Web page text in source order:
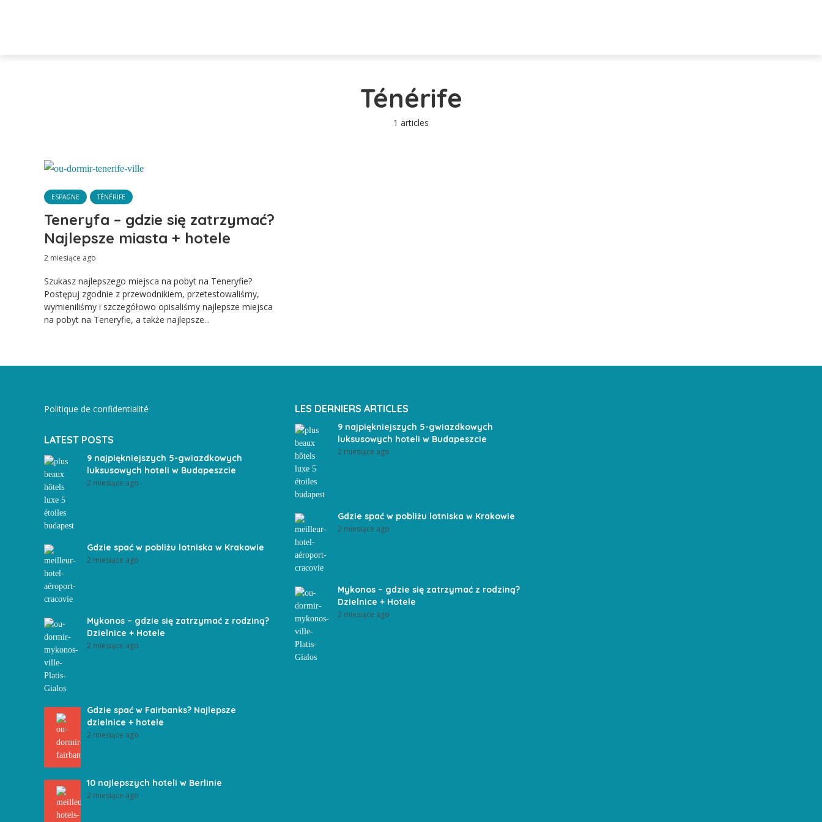
Ténérife
1 articles
ESPAGNE TÉNÉRIFE
Teneryfa – gdzie się zatrzymać?
Najlepsze miasta + hotele
2 miesiące ago
Szukasz najlepszego miejsca na pobyt na Teneryfie?
Postępuj zgodnie z przewodnikiem, przetestowaliśmy,
wymieniliśmy i szczegółowo opisaliśmy najlepsze miejsca
na pobyt na Teneryfie, a także najlepsze...
Politique de confidentialité
LATEST POSTS
9 najpiękniejszych 5-gwiazdkowych
luksusowych hoteli w Budapeszcie
2 miesiące ago
Gdzie spać w pobliżu lotniska w Krakowie
2 miesiące ago
Mykonos – gdzie się zatrzymać z rodziną?
Dzielnice + Hotele
2 miesiące ago
Gdzie spać w Fairbanks? Najlepsze
dzielnice + hotele
2 miesiące ago
10 najlepszych hoteli w Berlinie
2 miesiące ago
LES DERNIERS ARTICLES
9 najpiękniejszych 5-gwiazdkowych
luksusowych hoteli w Budapeszcie
2 miesiące ago
Gdzie spać w pobliżu lotniska w Krakowie
2 miesiące ago
Mykonos – gdzie się zatrzymać z rodziną?
Dzielnice + Hotele
2 miesiące ago